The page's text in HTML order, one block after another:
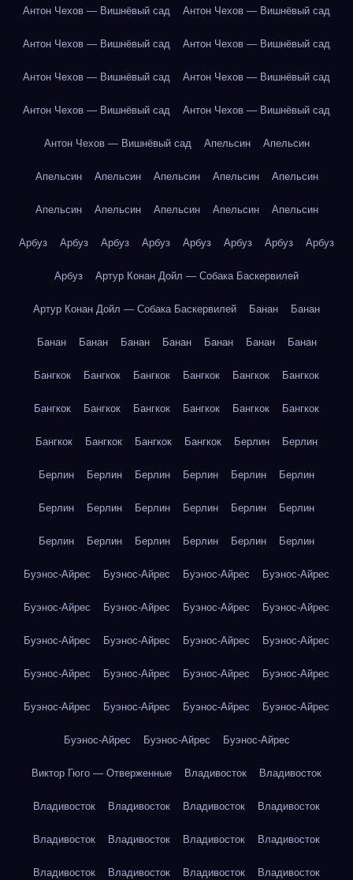
Антон Чехов — Вишнёвый сад Антон Чехов — Вишнёвый сад
Антон Чехов — Вишнёвый сад Антон Чехов — Вишнёвый сад
Антон Чехов — Вишнёвый сад Антон Чехов — Вишнёвый сад
Антон Чехов — Вишнёвый сад Антон Чехов — Вишнёвый сад
Антон Чехов — Вишнёвый сад Апельсин Апельсин
Апельсин Апельсин Апельсин Апельсин Апельсин
Апельсин Апельсин Апельсин Апельсин Апельсин
Арбуз Арбуз Арбуз Арбуз Арбуз Арбуз Арбуз Арбуз
Арбуз Артур Конан Дойл — Собака Баскервилей
Артур Конан Дойл — Собака Баскервилей Банан Банан
Банан Банан Банан Банан Банан Банан Банан
Бангкок Бангкок Бангкок Бангкок Бангкок Бангкок
Бангкок Бангкок Бангкок Бангкок Бангкок Бангкок
Бангкок Бангкок Бангкок Бангкок Берлин Берлин
Берлин Берлин Берлин Берлин Берлин Берлин
Берлин Берлин Берлин Берлин Берлин Берлин
Берлин Берлин Берлин Берлин Берлин Берлин
Буэнос-Айрес Буэнос-Айрес Буэнос-Айрес Буэнос-Айрес
Буэнос-Айрес Буэнос-Айрес Буэнос-Айрес Буэнос-Айрес
Буэнос-Айрес Буэнос-Айрес Буэнос-Айрес Буэнос-Айрес
Буэнос-Айрес Буэнос-Айрес Буэнос-Айрес Буэнос-Айрес
Буэнос-Айрес Буэнос-Айрес Буэнос-Айрес Буэнос-Айрес
Буэнос-Айрес Буэнос-Айрес Буэнос-Айрес
Виктор Гюго — Отверженные Владивосток Владивосток
Владивосток Владивосток Владивосток Владивосток
Владивосток Владивосток Владивосток Владивосток
Владивосток Владивосток Владивосток Владивосток